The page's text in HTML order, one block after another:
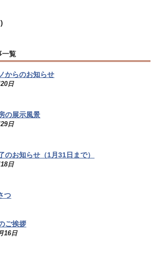
一覧
からのお知らせ
日
の展示風景
日
のお知らせ（1月31日まで）
日
つ
ご挨拶
16日